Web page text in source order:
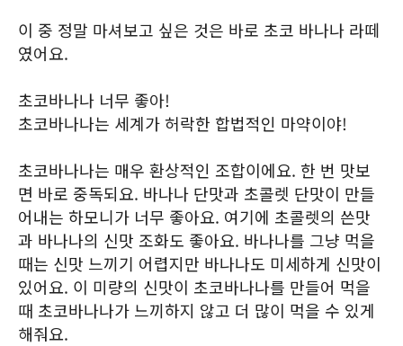
이 중 정말 마셔보고 싶은 것은 바로 초코 바나나 라떼
였어요.
초코바나나 너무 좋아!
초코바나나는 세계가 허락한 합법적인 마약이야!
초코바나나는 매우 환상적인 조합이에요. 한 번 맛보
면 바로 중독되요. 바나나 단맛과 초콜렛 단맛이 만들
어내는 하모니가 너무 좋아요. 여기에 초콜렛의 쓴맛
과 바나나의 신맛 조화도 좋아요. 바나나를 그냥 먹을
때는 신맛 느끼기 어렵지만 바나나도 미세하게 신맛이
있어요. 이 미량의 신맛이 초코바나나를 만들어 먹을
때 초코바나나가 느끼하지 않고 더 많이 먹을 수 있게
해줘요.